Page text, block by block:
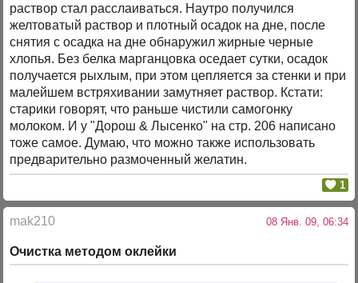
раствор стал расслаиваться. Наутро получился
желтоватый раствор и плотный осадок на дне, после
снятия с осадка на дне обнаружил жирные черные
хлопья. Без белка марганцовка оседает сутки, осадок
получается рыхлым, при этом цепляется за стенки и при
малейшем встряхивании замутняет раствор. Кстати:
старики говорят, что раньше чистили самогонку
молоком. И у "Дорош & Лысенко" на стр. 206 написано
тоже самое. Думаю, что можно также использовать
предварительно размоченный желатин.
1
mak210 08 Янв. 09, 06:34
Очистка методом оклейки